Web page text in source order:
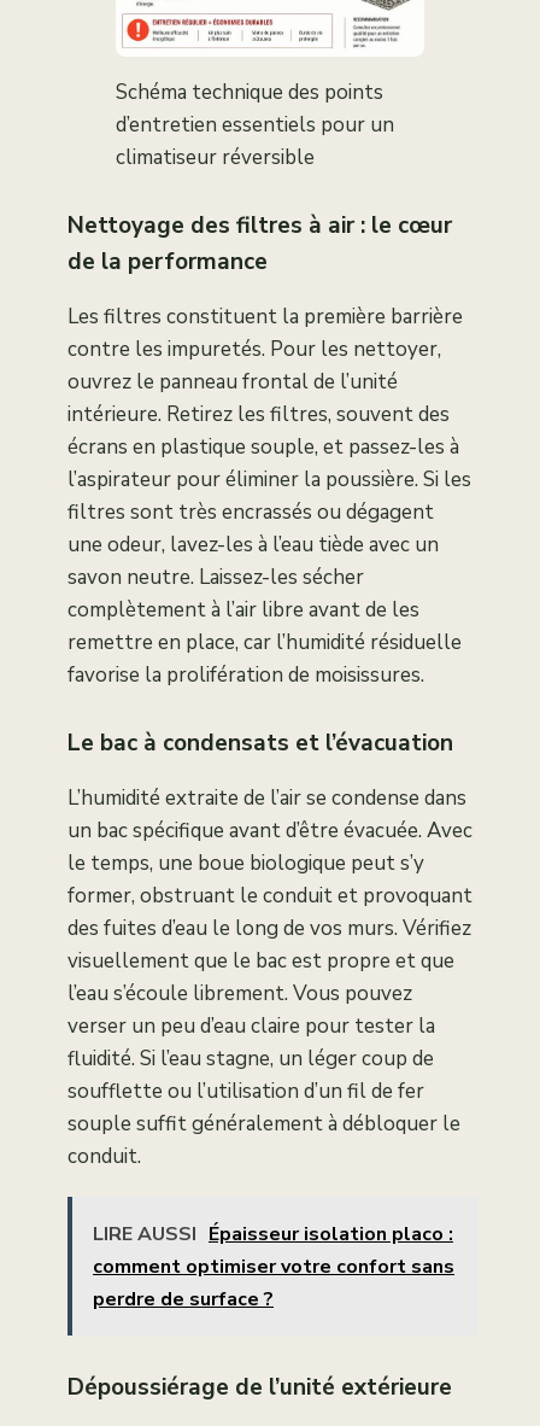
Schéma technique des points
d’entretien essentiels pour un
climatiseur réversible
Nettoyage des filtres à air : le cœur
de la performance
Les filtres constituent la première barrière
contre les impuretés. Pour les nettoyer,
ouvrez le panneau frontal de l’unité
intérieure. Retirez les filtres, souvent des
écrans en plastique souple, et passez-les à
l’aspirateur pour éliminer la poussière. Si les
filtres sont très encrassés ou dégagent
une odeur, lavez-les à l’eau tiède avec un
savon neutre. Laissez-les sécher
complètement à l’air libre avant de les
remettre en place, car l’humidité résiduelle
favorise la prolifération de moisissures.
Le bac à condensats et l’évacuation
L’humidité extraite de l’air se condense dans
un bac spécifique avant d’être évacuée. Avec
le temps, une boue biologique peut s’y
former, obstruant le conduit et provoquant
des fuites d’eau le long de vos murs. Vérifiez
visuellement que le bac est propre et que
l’eau s’écoule librement. Vous pouvez
verser un peu d’eau claire pour tester la
fluidité. Si l’eau stagne, un léger coup de
soufflette ou l’utilisation d’un fil de fer
souple suffit généralement à débloquer le
conduit.
LIRE AUSSI Épaisseur isolation placo :
comment optimiser votre confort sans
perdre de surface ?
Dépoussiérage de l’unité extérieure